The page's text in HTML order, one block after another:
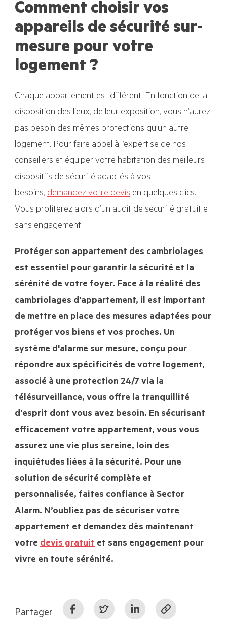
Comment choisir vos
appareils de sécurité sur-
mesure pour votre
logement ?
Chaque appartement est différent. En fonction de la
disposition des lieux, de leur exposition, vous n’aurez
pas besoin des mêmes protections qu’un autre
logement. Pour faire appel à l’expertise de nos
conseillers et équiper votre habitation des meilleurs
dispositifs de sécurité adaptés à vos
besoins, demandez votre devis en quelques clics.
Vous profiterez alors d’un audit de sécurité gratuit et
sans engagement.
Protéger son appartement des cambriolages
est essentiel pour garantir la sécurité et la
sérénité de votre foyer. Face à la réalité des
cambriolages d'appartement, il est important
de mettre en place des mesures adaptées pour
protéger vos biens et vos proches. Un
système d'alarme sur mesure, conçu pour
répondre aux spécificités de votre logement,
associé à une protection 24/7 via la
télésurveillance, vous offre la tranquillité
d’esprit dont vous avez besoin. En sécurisant
efficacement votre appartement, vous vous
assurez une vie plus sereine, loin des
inquiétudes liées à la sécurité. Pour une
solution de sécurité complète et
personnalisée, faites confiance à Sector
Alarm. N’oubliez pas de sécuriser votre
appartement et demandez dès maintenant
votre devis gratuit et sans engagement pour
vivre en toute sérénité.
Partager